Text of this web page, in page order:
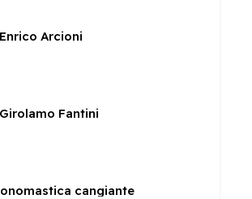
Arcioni
Fantini
cangiante